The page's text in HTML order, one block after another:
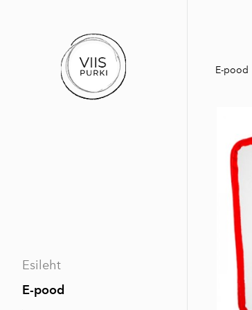
Esileht
E-pood
E-pood